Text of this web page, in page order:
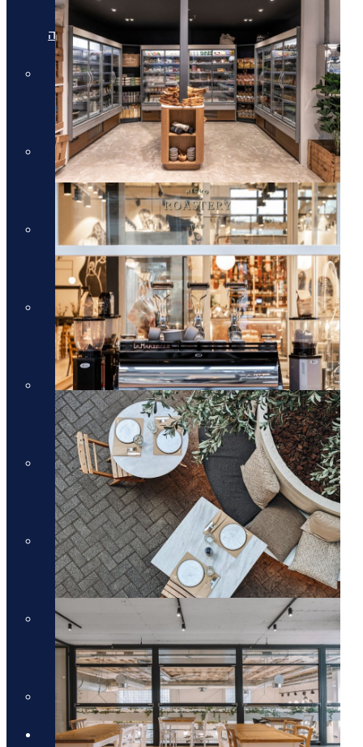
מלונות יוקרה בריביירה של אתונה
מלונות יוקרה ביוון היבשתית
מלונות יוקרה ביוון היבשתית
מלונות יוקרה בסלוניקי
מלונות יוקרה בסלוניקי
מלונות יוקרה באוסטריה
מלונות יוקרה באוסטריה
מלונות יוקרה בתאילנד
מלונות יוקרה בתאילנד
מלונות יוקרה בסיישל
מלונות יוקרה בסיישל
מלונות יוקרה בדובאי
מלונות יוקרה בדובאי
מלונות יוקרה באיטליה
מלונות יוקרה באיטליה
מלונות יוקרה בלונדון
מלונות יוקרה בלונדון
Domes Resorts
טיולים מאורגנים